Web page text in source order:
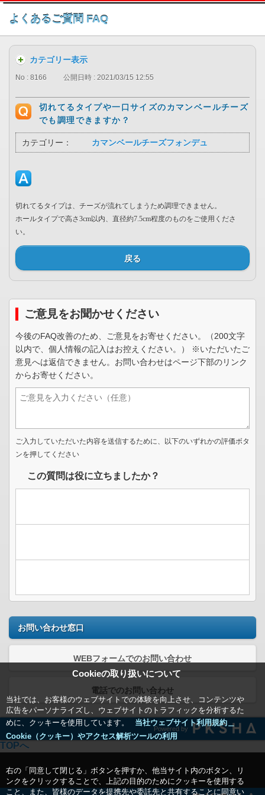
このページの本文へ
よくあるご質問 FAQ
Cookieの取り扱いについて
当社では、お客様のウェブサイトでの体験を向上させ、コンテンツや
広告をパーソナライズし、ウェブサイトのトラフィックを分析するた
めに、クッキーを使用しています。
当社ウェブサイト利用規約＿
Cookie（クッキー）やアクセス解析ツールの利用
右の「同意して閉じる」ボタンを押すか、他当サイト内のボタン、リ
ンクをクリックすることで、上記の目的のためにクッキーを使用する
こと、また、皆様のデータを提携先や委託先と共有することに同意い
カテゴリー表示
No : 8166 公開日時 : 2021/03/15 12:55
切れてるタイプや一口サイズのカマンベールチーズ
でも調理できますか？
カテゴリー： カマンベールチーズフォンデュ
切れてるタイプは、 チーズが流れてしまうため調理できません。
ホールタイプで高さ3cm以内、直径約7.5cm程度のものをご使用くださ
い。
戻る
ご意見をお聞かせください
今後のFAQ改善のため、ご意見をお寄せください。（200文字
以内で、個人情報の記入はお控えください。） ※いただいたご
意見へは返信できません。お問い合わせはページ下部のリンク
からお寄せください。
ご入力していただいた内容を送信するために、以下のいずれかの評価ボタ
ンを押してください
この質問は役に立ちましたか？
お問い合わせ窓口
WEBフォームでのお問い合わせ
電話でのお問い合わせ
Powered by
TOPへ